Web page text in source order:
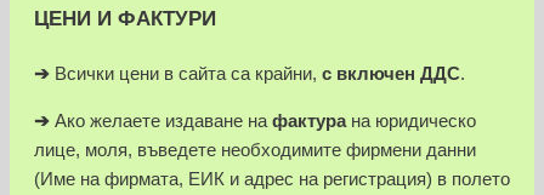
ЦЕНИ И ФАКТУРИ
➔ Всички цени в сайта са крайни, с включен ДДС.
➔ Ако желаете издаване на фактура на юридическо
лице, моля, въведете необходимите фирмени данни
(Име на фирмата, ЕИК и адрес на регистрация) в полето